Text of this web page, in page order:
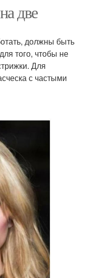
две
должны быть
того, чтобы не
Для
с частыми